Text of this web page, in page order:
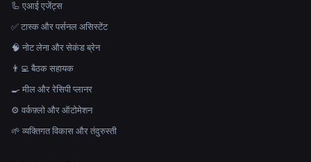
🦾 एआई एजेंट्स
✅ टास्क और पर्सनल असिस्टेंट
🧠 नोट लेना और सेकंड ब्रेन
👨‍💻 बैठक सहायक
🍳 मील और रेसिपी प्लानर
⚙️ वर्कफ़्लो और ऑटोमेशन
🌱 व्यक्तिगत विकास और तंदुरुस्ती